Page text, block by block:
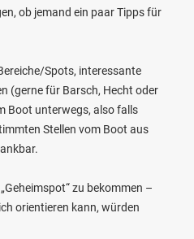
ob jemand ein paar Tipps für
Spots, interessante
(gerne für Barsch, Hecht oder
Boot unterwegs, also falls
Stellen vom Boot aus
zu bekommen –
orientieren kann, würden